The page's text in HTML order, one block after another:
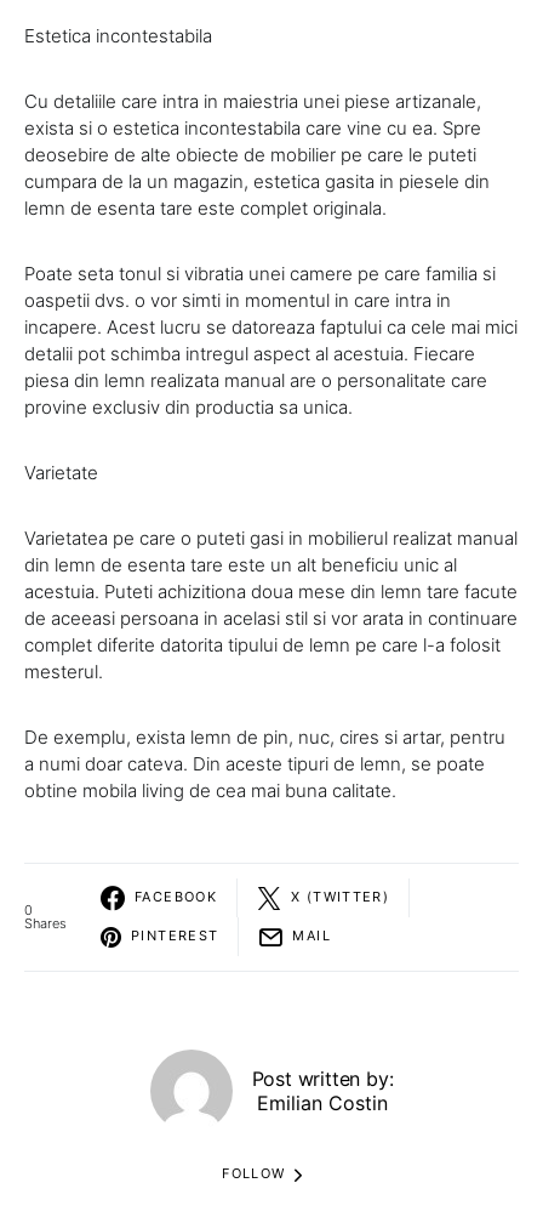
Estetica incontestabila
Cu detaliile care intra in maiestria unei piese artizanale,
exista si o estetica incontestabila care vine cu ea. Spre
deosebire de alte obiecte de mobilier pe care le puteti
cumpara de la un magazin, estetica gasita in piesele din
lemn de esenta tare este complet originala.
Poate seta tonul si vibratia unei camere pe care familia si
oaspetii dvs. o vor simti in momentul in care intra in
incapere. Acest lucru se datoreaza faptului ca cele mai mici
detalii pot schimba intregul aspect al acestuia. Fiecare
piesa din lemn realizata manual are o personalitate care
provine exclusiv din productia sa unica.
Varietate
Varietatea pe care o puteti gasi in mobilierul realizat manual
din lemn de esenta tare este un alt beneficiu unic al
acestuia. Puteti achizitiona doua mese din lemn tare facute
de aceeasi persoana in acelasi stil si vor arata in continuare
complet diferite datorita tipului de lemn pe care l-a folosit
mesterul.
De exemplu, exista lemn de pin, nuc, cires si artar, pentru
a numi doar cateva. Din aceste tipuri de lemn, se poate
obtine mobila living de cea mai buna calitate.
0
Shares
FACEBOOK X (TWITTER)
PINTEREST MAIL
Post written by:
Emilian Costin
FOLLOW